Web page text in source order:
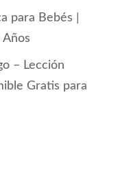
para Bebés |
– Lección
Gratis para